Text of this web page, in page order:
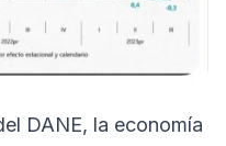
DANE, la economía